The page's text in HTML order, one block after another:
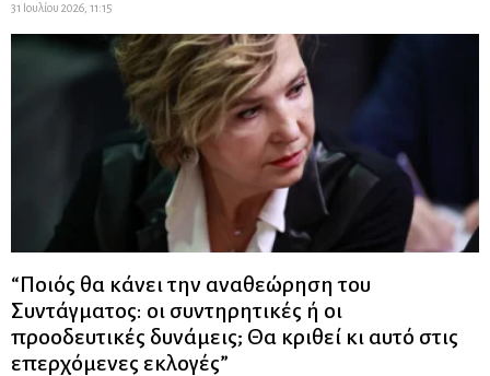
31 Ιουλίου 2026, 11:15
“Ποιός θα κάνει την αναθεώρηση του
Συντάγματος: οι συντηρητικές ή οι
προοδευτικές δυνάμεις; Θα κριθεί κι αυτό στις
επερχόμενες εκλογές”